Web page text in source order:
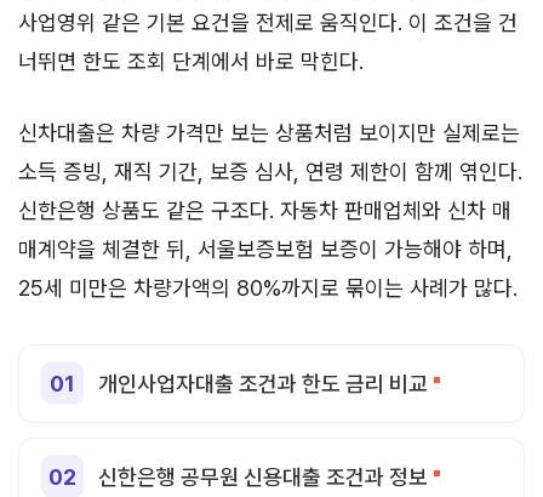
사업영위 같은 기본 요건을 전제로 움직인다. 이 조건을 건
너뛰면 한도 조회 단계에서 바로 막힌다.
신차대출은 차량 가격만 보는 상품처럼 보이지만 실제로는
소득 증빙, 재직 기간, 보증 심사, 연령 제한이 함께 엮인다.
신한은행 상품도 같은 구조다. 자동차 판매업체와 신차 매
매계약을 체결한 뒤, 서울보증보험 보증이 가능해야 하며,
25세 미만은 차량가액의 80%까지로 묶이는 사례가 많다.
개인사업자대출 조건과 한도 금리 비교
신한은행 공무원 신용대출 조건과 정보